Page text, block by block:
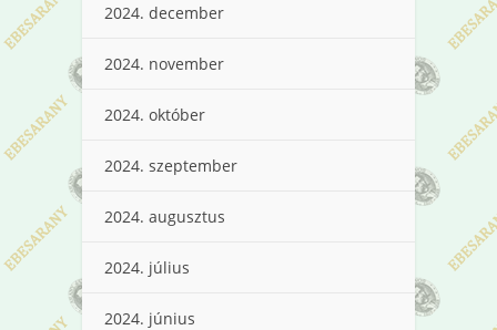
2024. december
2024. november
2024. október
2024. szeptember
2024. augusztus
2024. július
2024. június